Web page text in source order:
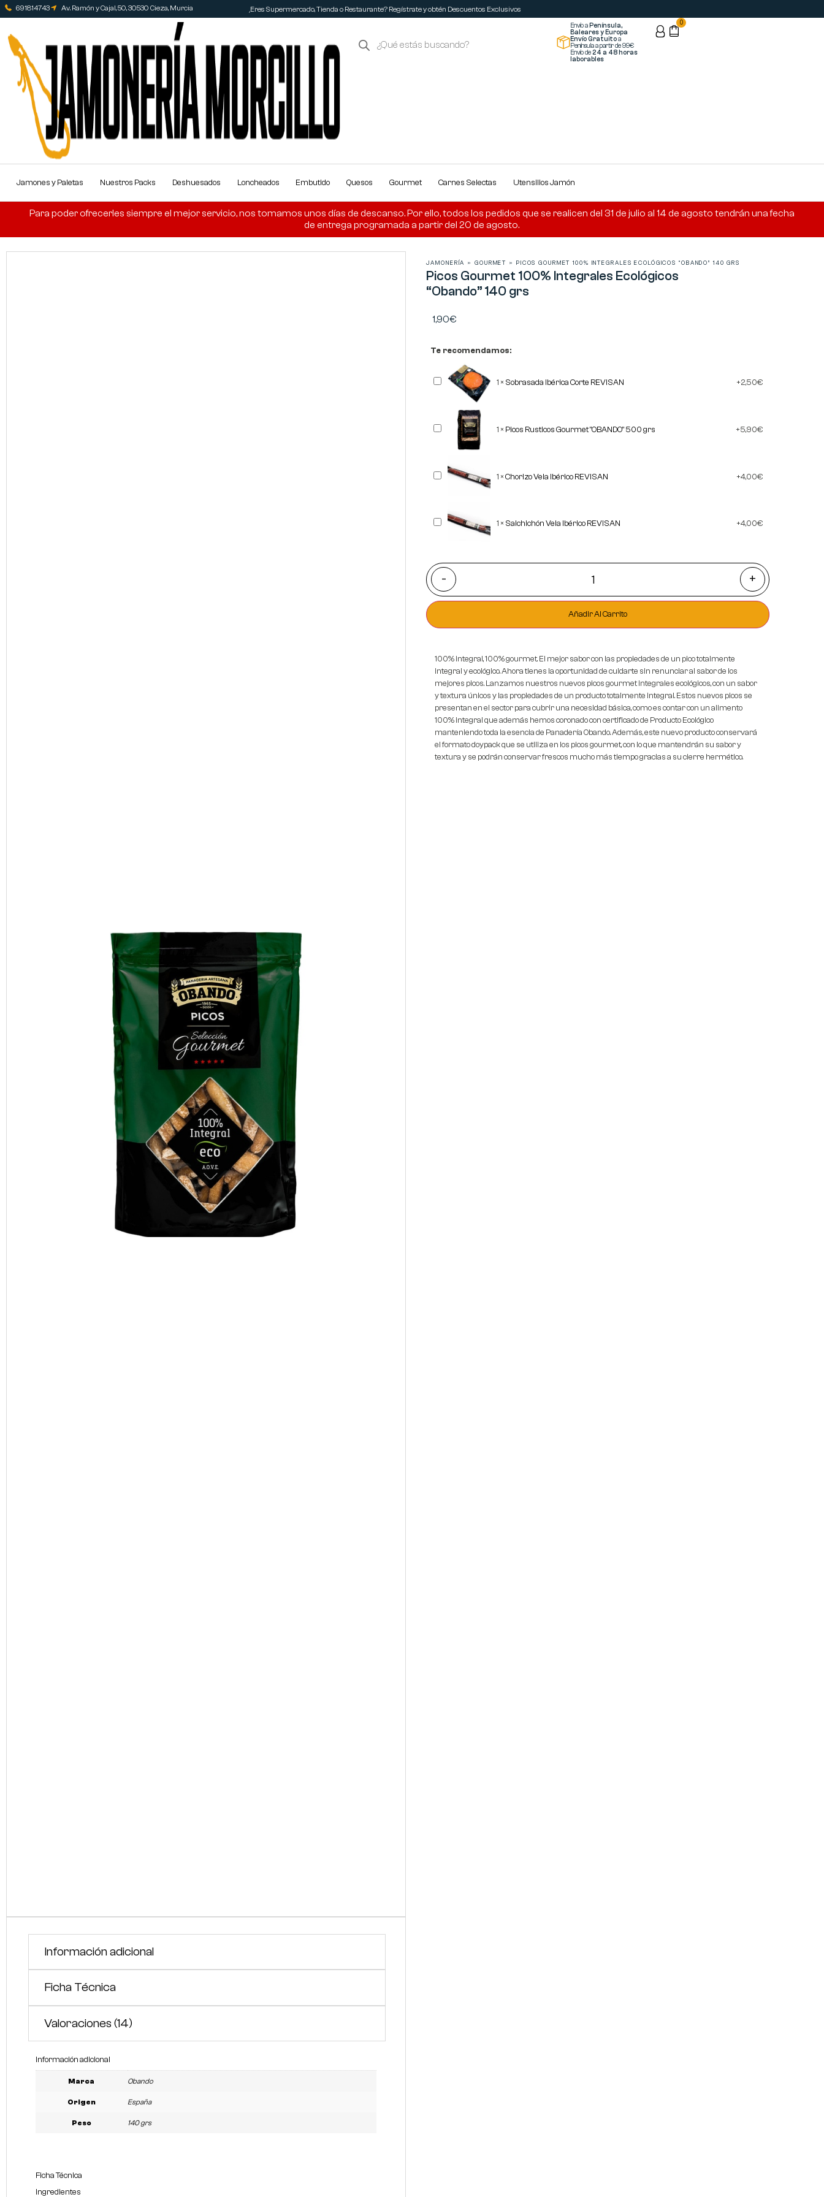
691814743 Av. Ramón y Cajal, 50, 30530 Cieza, Murcia ¿Eres Supermercado, Tienda o Restaurante? Regístrate y obtén Descuentos Exclusivos
Envío a Península,
Baleares y Europa
Envío Gratuitoa
Península a partir de 99€
Envío de24 a 48 horas
laborables
0
Jamones y Paletas Nuestros Packs Deshuesados Loncheados Embutido Quesos Gourmet Carnes Selectas Utensilios Jamón
Para poder ofrecerles siempre el mejor servicio, nos tomamos unos días de descanso. Por ello, todos los pedidos que se realicen del 31 de julio al 14 de agosto tendrán una fecha
de entrega programada a partir del 20 de agosto.
Información adicional
Ficha Técnica
Valoraciones (14)
Información adicional
Marca Obando
Origen España
Peso 140 grs
Ficha Técnica
Ingredientes
JAMONERÍA »GOURMET » PICOS GOURMET 100% INTEGRALES ECOLÓGICOS “OBANDO” 140 GRS
Picos Gourmet 100% Integrales Ecológicos
“Obando” 140 grs
1,90€
Te recomendamos:
Sobrasada
Ibérica
1 × Sobrasada Ibérica Corte REVISAN 2,50€
Picos
Rusticos
Gourmet
"OBANDO"
1 × Picos Rusticos Gourmet "OBANDO" 500 grs 5,90€
Chorizo
Vela
1 ×Chorizo Vela Ibérico REVISAN 4,00€
Salchichón
1 × Salchichón Vela Ibérico REVISAN 4,00€
- +
Añadir Al Carrito
100% integral, 100% gourmet. El mejor sabor con las propiedades de un pico totalmente
integral y ecológico. Ahora tienes la oportunidad de cuidarte sin renunciar al sabor de los
mejores picos. Lanzamos nuestros nuevos picos gourmet integrales ecológicos, con un sabor
y textura únicos y las propiedades de un producto totalmente integral. Estos nuevos picos se
presentan en el sector para cubrir una necesidad básica, como es contar con un alimento
100% integral que además hemos coronado con certificado de Producto Ecológico
manteniendo toda la esencia de Panadería Obando. Además, este nuevo producto conservará
el formato doypack que se utiliza en los picos gourmet, con lo que mantendrán su sabor y
textura y se podrán conservar frescos mucho más tiempo gracias a su cierre hermético.